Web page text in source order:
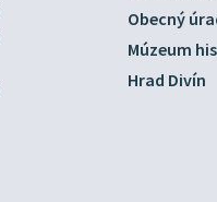
Obecný
Múzeum
Hrad Divín